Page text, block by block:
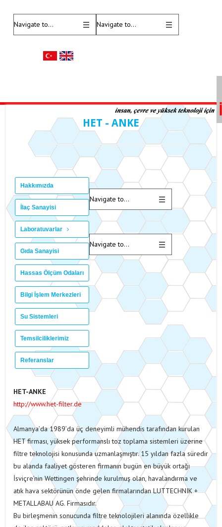
HET - ANKE
Hakkımızda
İlaç Sanayisi
Laboratuvarlar
Gıda Sanayisi
Hassas Ölçüm Odaları
Bilgi İşlem Merkezleri
Su Sistemleri
Temsilciliklerimiz
Referanslar
HET-ANKE
http://www.het-filter.de
Almanya’da 1989’da üç deneyimli mühendis tarafından kurulan
HET firması, yüksek performanslı toz toplama sistemleri üzerine
filtre teknolojisi konusunda uzmanlaşmıştır. 15 yıldan fazla süredir
bu alanda faaliyet gösteren firmanın bugün en büyük ortağı
İsviçre’nin Wettingen şehrinde kurulmuş olan, havalandırma ve
atık hava sektörünün önde gelen firmalarından LUTTECHNIK +
METALLABAU AG. Firmasıdır.
Bu birleşmenin sonucunda filtre teknolojileri alanında özellikle